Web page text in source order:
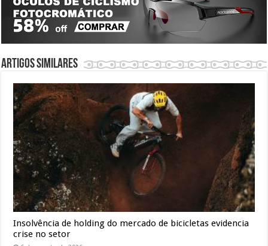
Artigos similares
Insolvência de holding do mercado de bicicletas evidencia
crise no setor